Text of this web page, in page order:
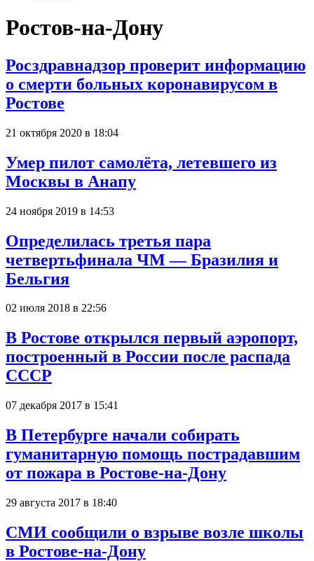
Ростов-на-Дону
Росздравнадзор проверит информацию
о смерти больных коронавирусом в
Ростове
21 октября 2020 в 18:04
Умер пилот самолёта, летевшего из
Москвы в Анапу
24 ноября 2019 в 14:53
Определилась третья пара
четвертьфинала ЧМ — Бразилия и
Бельгия
02 июля 2018 в 22:56
В Ростове открылся первый аэропорт,
построенный в России после распада
СССР
07 декабря 2017 в 15:41
В Петербурге начали собирать
гуманитарную помощь пострадавшим
от пожара в Ростове-на-Дону
29 августа 2017 в 18:40
СМИ сообщили о взрыве возле школы
в Ростове-на-Дону